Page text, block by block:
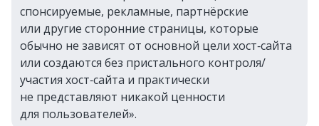
спонсируемые, рекламные, партнёрские
или другие сторонние страницы, которые
обычно не зависят от основной цели хост‑сайта
или создаются без пристального контроля/
участия хост‑сайта и практически
не представляют никакой ценности
для пользователей».